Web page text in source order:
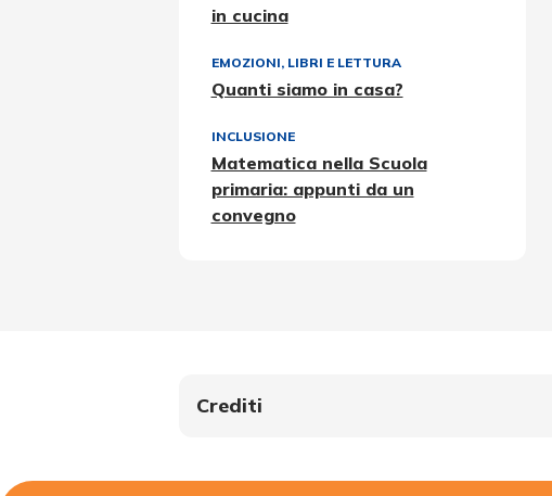
in cucina
EMOZIONI, LIBRI E LETTURA
Quanti siamo in casa?
INCLUSIONE
Matematica nella Scuola
primaria: appunti da un
convegno
Crediti